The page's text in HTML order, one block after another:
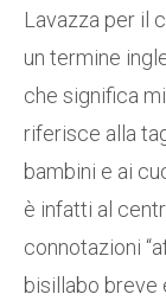
Lavazza per il
un termine
che significa
riferisce alla
bambini e ai
è infatti al
connotazioni
bisillabo breve